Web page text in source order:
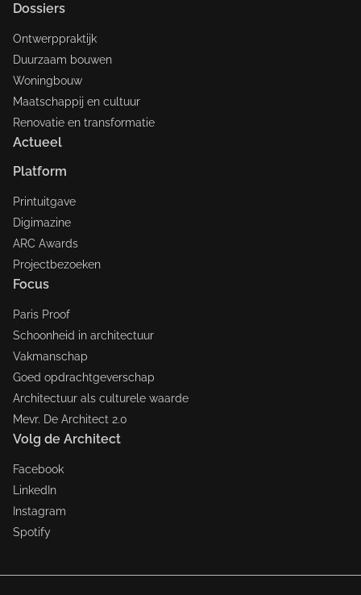
Dossiers
Ontwerppraktijk
Duurzaam bouwen
Woningbouw
Maatschappij en cultuur
Renovatie en transformatie
Actueel
Platform
Printuitgave
Digimazine
ARC Awards
Projectbezoeken
Focus
Paris Proof
Schoonheid in architectuur
Vakmanschap
Goed opdrachtgeverschap
Architectuur als culturele waarde
Mevr. De Architect 2.0
Volg de Architect
Facebook
LinkedIn
Instagram
Spotify